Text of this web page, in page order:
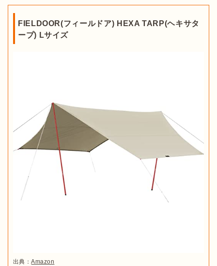
FIELDOOR(フィールドア) HEXA TARP(ヘキサタ
ープ) Lサイズ
出典：Amazon